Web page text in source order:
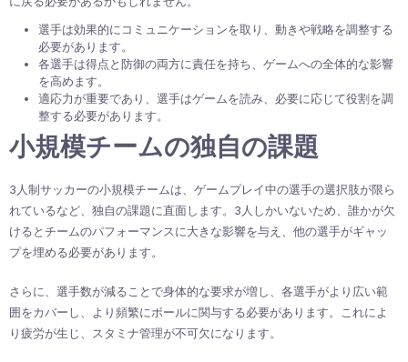
選手は効果的にコミュニケーションを取り、動きや戦略を調整する
必要があります。
各選手は得点と防御の両方に責任を持ち、ゲームへの全体的な影響
を高めます。
適応力が重要であり、選手はゲームを読み、必要に応じて役割を調
整する必要があります。
小規模チームの独自の課題
3人制サッカーの小規模チームは、ゲームプレイ中の選手の選択肢が限ら
れているなど、独自の課題に直面します。3人しかいないため、誰かが欠
けるとチームのパフォーマンスに大きな影響を与え、他の選手がギャッ
プを埋める必要があります。
さらに、選手数が減ることで身体的な要求が増し、各選手がより広い範
囲をカバーし、より頻繁にボールに関与する必要があります。これによ
り疲労が生じ、スタミナ管理が不可欠になります。